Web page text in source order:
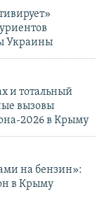
Украины
и тотальный
вызовы
2026 в Крыму
на бензин»:
в Крыму